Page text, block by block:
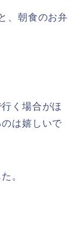
、朝食のお弁
く場合がほ
は嬉しいで
。